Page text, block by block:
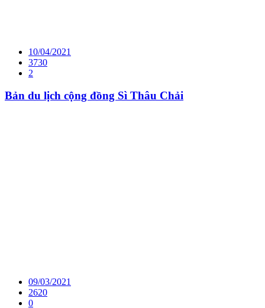
10/04/2021
3730
2
Bản du lịch cộng đồng Sì Thâu Chải
09/03/2021
2620
0